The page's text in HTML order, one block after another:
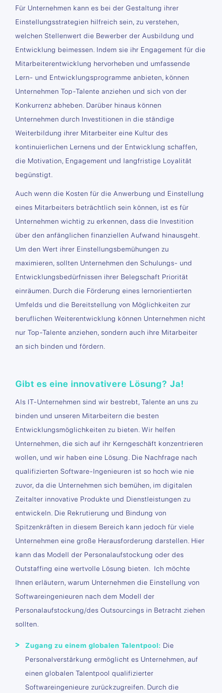
Für Unternehmen kann es bei der Gestaltung ihrer
Einstellungsstrategien hilfreich sein, zu verstehen,
welchen Stellenwert die Bewerber der Ausbildung und
Entwicklung beimessen. Indem sie ihr Engagement für die
Mitarbeiterentwicklung hervorheben und umfassende
Lern- und Entwicklungsprogramme anbieten, können
Unternehmen Top-Talente anziehen und sich von der
Konkurrenz abheben. Darüber hinaus können
Unternehmen durch Investitionen in die ständige
Weiterbildung ihrer Mitarbeiter eine Kultur des
kontinuierlichen Lernens und der Entwicklung schaffen,
die Motivation, Engagement und langfristige Loyalität
begünstigt.
Auch wenn die Kosten für die Anwerbung und Einstellung
eines Mitarbeiters beträchtlich sein können, ist es für
Unternehmen wichtig zu erkennen, dass die Investition
über den anfänglichen finanziellen Aufwand hinausgeht.
Um den Wert ihrer Einstellungsbemühungen zu
maximieren, sollten Unternehmen den Schulungs- und
Entwicklungsbedürfnissen ihrer Belegschaft Priorität
einräumen. Durch die Förderung eines lernorientierten
Umfelds und die Bereitstellung von Möglichkeiten zur
beruflichen Weiterentwicklung können Unternehmen nicht
nur Top-Talente anziehen, sondern auch ihre Mitarbeiter
an sich binden und fördern.
Gibt es eine innovativere Lösung? Ja!
Als IT-Unternehmen sind wir bestrebt, Talente an uns zu
binden und unseren Mitarbeitern die besten
Entwicklungsmöglichkeiten zu bieten. Wir helfen
Unternehmen, die sich auf ihr Kerngeschäft konzentrieren
wollen, und wir haben eine Lösung. Die Nachfrage nach
qualifizierten Software-Ingenieuren ist so hoch wie nie
zuvor, da die Unternehmen sich bemühen, im digitalen
Zeitalter innovative Produkte und Dienstleistungen zu
entwickeln. Die Rekrutierung und Bindung von
Spitzenkräften in diesem Bereich kann jedoch für viele
Unternehmen eine große Herausforderung darstellen. Hier
kann das Modell der Personalaufstockung oder des
Outstaffing eine wertvolle Lösung bieten. Ich möchte
Ihnen erläutern, warum Unternehmen die Einstellung von
Softwareingenieuren nach dem Modell der
Personalaufstockung/des Outsourcings in Betracht ziehen
sollten.
Zugang zu einem globalen Talentpool: Die
Personalverstärkung ermöglicht es Unternehmen, auf
einen globalen Talentpool qualifizierter
Softwareingenieure zurückzugreifen. Durch die